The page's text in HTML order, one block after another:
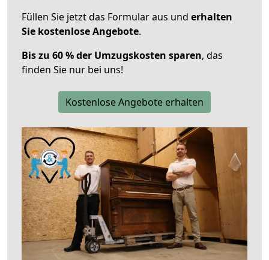
Füllen Sie jetzt das Formular aus und erhalten
Sie kostenlose Angebote.
Bis zu 60 % der Umzugskosten sparen, das
finden Sie nur bei uns!
Kostenlose Angebote erhalten